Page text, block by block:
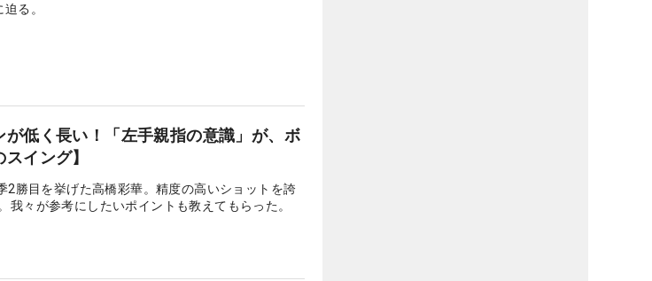
る。
低く長い！「左手親指の意識」が、ボ
イング】
2勝目を挙げた高橋彩華。精度の高いショットを誇
々が参考にしたいポイントも教えてもらった。